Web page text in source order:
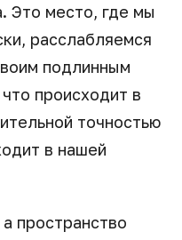
Это место, где мы
расслабляемся
подлинным
происходит в
точностью
в нашей
пространство